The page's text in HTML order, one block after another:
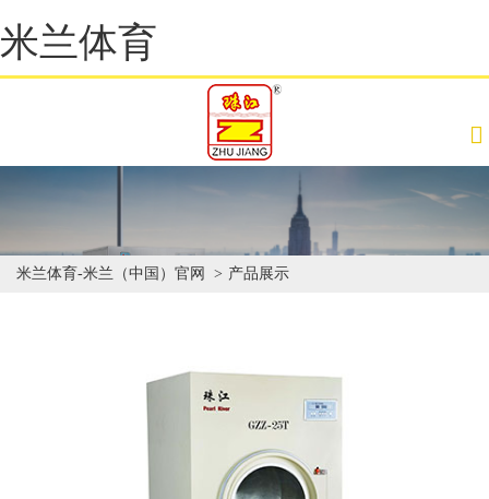
米兰体育
米兰体育-米兰（中国）官网 产品展示